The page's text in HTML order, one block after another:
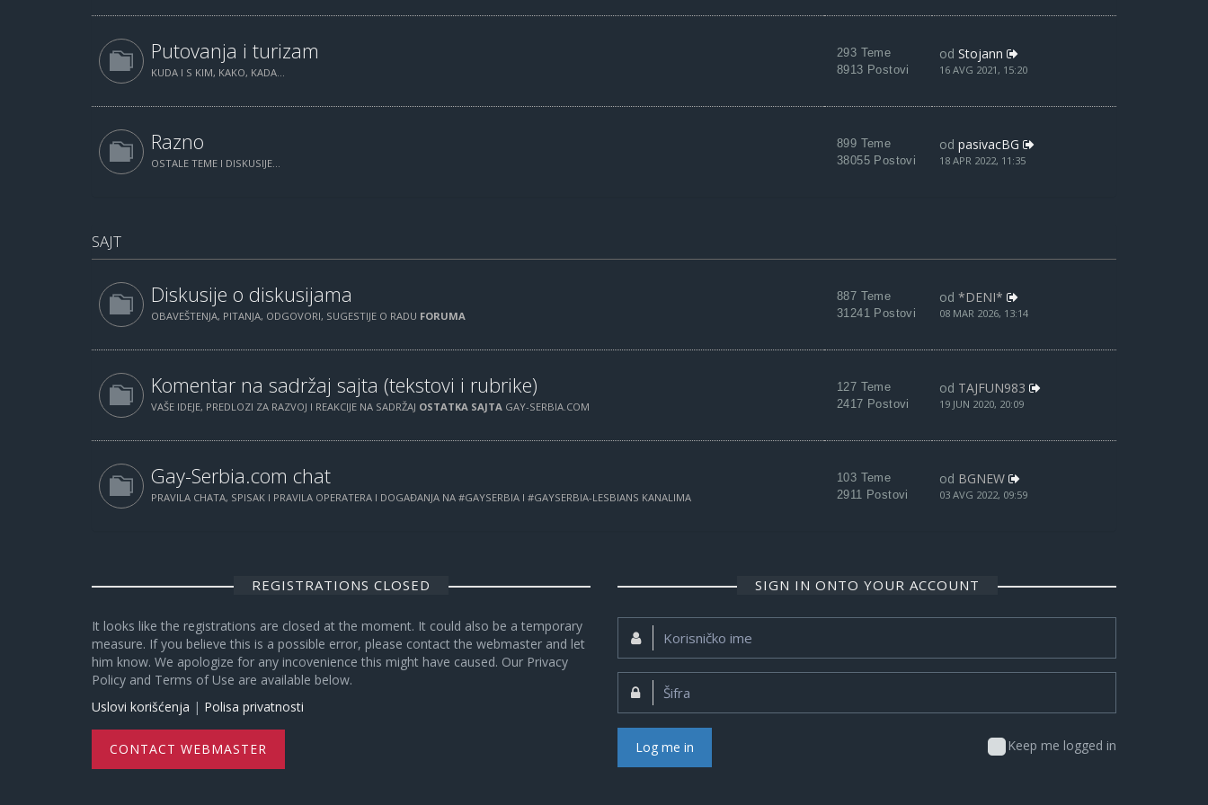
Putovanja i turizam
KUDA I S KIM, KAKO, KADA...
293 Teme
8913 Postovi
od Stojann
16 AVG 2021, 15:20
Razno
OSTALE TEME I DISKUSIJE...
899 Teme
38055 Postovi
od pasivacBG
18 APR 2022, 11:35
SAJT
Diskusije o diskusijama
OBAVEŠTENJA, PITANJA, ODGOVORI, SUGESTIJE O RADU FORUMA
887 Teme
31241 Postovi
od *DENI*
08 MAR 2026, 13:14
Komentar na sadržaj sajta (tekstovi i rubrike)
VAŠE IDEJE, PREDLOZI ZA RAZVOJ I REAKCIJE NA SADRŽAJ OSTATKA SAJTA GAY-SERBIA.COM
127 Teme
2417 Postovi
od TAJFUN983
19 JUN 2020, 20:09
Gay-Serbia.com chat
PRAVILA CHATA, SPISAK I PRAVILA OPERATERA I DOGAĐANJA NA #GAYSERBIA I #GAYSERBIA-LESBIANS KANALIMA
103 Teme
2911 Postovi
od BGNEW
03 AVG 2022, 09:59
REGISTRATIONS CLOSED
It looks like the registrations are closed at the moment. It could also be a temporary
measure. If you believe this is a possible error, please contact the webmaster and let
him know. We apologize for any incovenience this might have caused. Our Privacy
Policy and Terms of Use are available below.
Uslovi korišćenja | Polisa privatnosti
CONTACT WEBMASTER
SIGN IN ONTO YOUR ACCOUNT
Korisničko
Šifra:
Keep me logged in
Log me in